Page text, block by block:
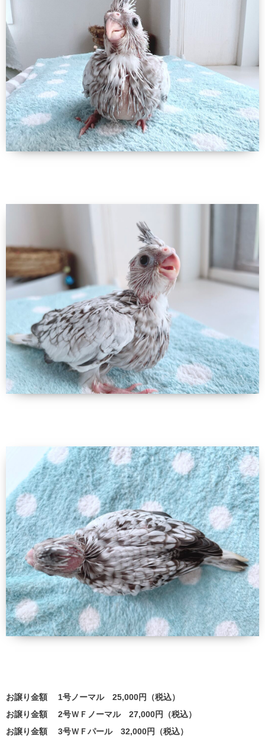
お譲り金額 1号ノーマル 25,000円（税込）
お譲り金額 2号ＷＦノーマル 27,000円（税込）
お譲り金額 3号ＷＦパール 32,000円（税込）